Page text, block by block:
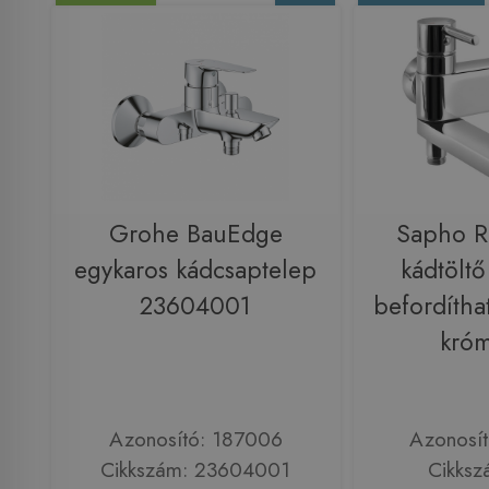
Grohe BauEdge
egykaros kádcsaptelep
23604001
Azonosító: 187006
Cikkszám: 23604001
Sapho